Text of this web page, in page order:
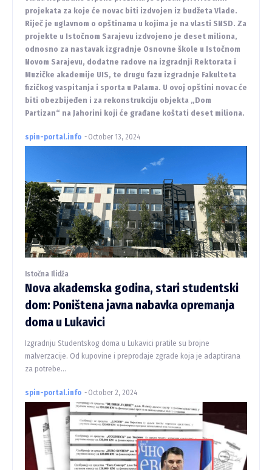
projekata za koje će novac biti izdvojen iz budžeta Vlade.
Riječ je uglavnom o opštinama u kojima je na vlasti SNSD. Za
projekte u Istočnom Sarajevu izdvojeno je deset miliona,
odnosno za nastavak izgradnje Osnovne škole u Istočnom
Novom Sarajevu, dodatne radove na izgradnji Rektorata i
Muzičke akademije UIS, te drugu fazu izgradnje Fakulteta
fizičkog vaspitanja i sporta u Palama. U ovoj opštini novac će
biti obezbijeđen i za rekonstrukciju objekta „Dom
Partizan“ na Jahorini koji će građane koštati deset miliona.
spin-portal.info - October 13, 2024
Istočna Ilidža
Nova akademska godina, stari studentski
dom: Poništena javna nabavka opremanja
doma u Lukavici
Izgradnju Studentskog doma u Lukavici pratile su brojne
malverzacije. Od kupovine i preprodaje zgrade koja je adaptirana
za potrebe...
spin-portal.info - October 2, 2024